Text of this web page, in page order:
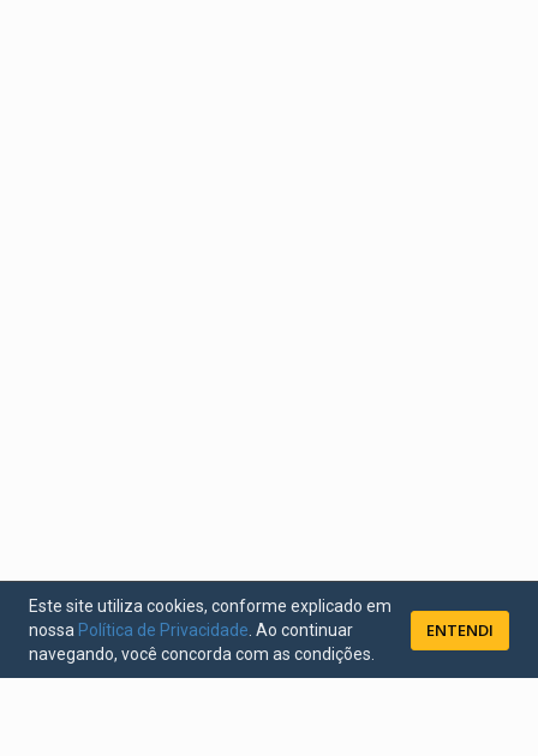
Este site utiliza cookies, conforme explicado em
nossa Política de Privacidade . Ao continuar
navegando, você concorda com as condições.
ENTENDI